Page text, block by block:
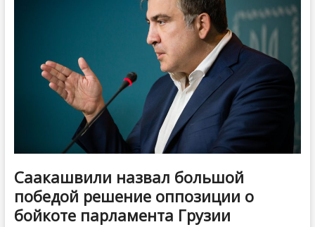
o
Саакашвили назвал большой
победой решение оппозиции о
бойкоте парламента Грузии